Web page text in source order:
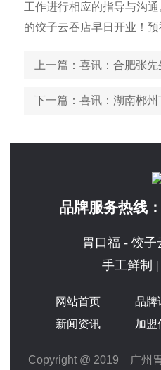
工作进行相应的指导与沟
的饺子云吞店早日开业！
上一篇 ：喜讯：合肥张先生和刘女
下一篇 ：喜讯：湖南郴州丁女士
品牌服务热线：
胃口福 - 饺
手工鲜制
网站首页 品牌
新闻资讯
加盟
Copyright @ 2019 广州